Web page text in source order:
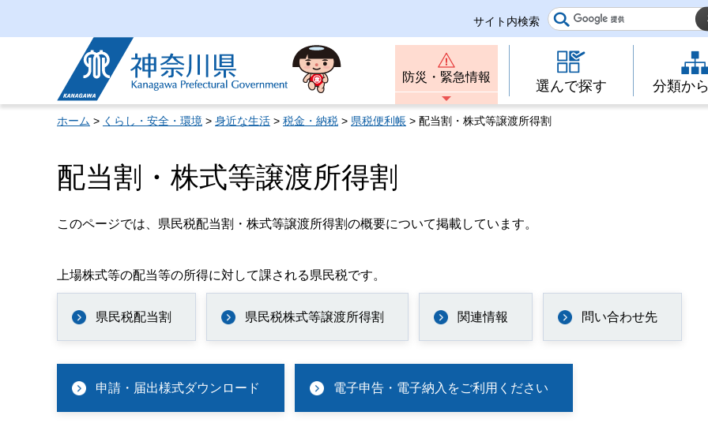
サイト内検索
神奈川県
防災・緊急情報
選んで探す 分類か
ホーム > くらし・安全・環境 > 身近な生活 > 税金・納税 > 県税便利帳 > 配当割・株式等譲渡所得割
配当割・株式等譲渡所得割
このページでは、県民税配当割・株式等譲渡所得割の概要について掲載しています。
上場株式等の配当等の所得に対して課される県民税です。
県民税配当割 県民税株式等譲渡所得割 関連情報 問い合わせ先
申請・届出様式ダウンロード 電子申告・電子納入をご利用ください